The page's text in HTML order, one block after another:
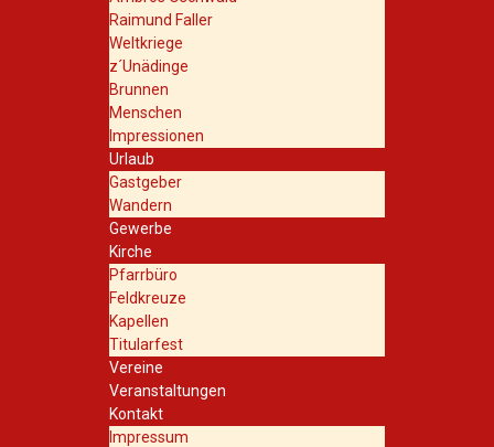
Raimund Faller
Weltkriege
z´Unädinge
Brunnen
Menschen
Impressionen
Urlaub
Gastgeber
Wandern
Gewerbe
Kirche
Pfarrbüro
Feldkreuze
Kapellen
Titularfest
Vereine
Veranstaltungen
Kontakt
Impressum